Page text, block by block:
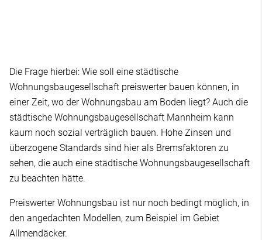
Die Frage hierbei: Wie soll eine städtische
Wohnungsbaugesellschaft preiswerter bauen können, in
einer Zeit, wo der Wohnungsbau am Boden liegt? Auch die
städtische Wohnungsbaugesellschaft Mannheim kann
kaum noch sozial verträglich bauen. Hohe Zinsen und
überzogene Standards sind hier als Bremsfaktoren zu
sehen, die auch eine städtische Wohnungsbaugesellschaft
zu beachten hätte.
Preiswerter Wohnungsbau ist nur noch bedingt möglich, in
den angedachten Modellen, zum Beispiel im Gebiet
Allmendäcker.